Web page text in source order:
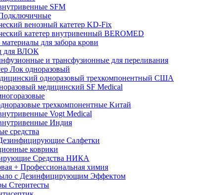
SFM
венозный катетер KD-Fix
катетер внутривенный BEROMED
для забора крови
для ВЛОК
и трансфузионные для переливания
Лок одноразовый
одноразовый трехкомпонентный США
медицинский SF Medical
трехкомпонентные Kитай
Vogt Medical
Индия
средства
Салфетки
коврики
Средства НИКА
+ Профессиональная химия
с Дезинфицирующим Эффектом
Стеритесты